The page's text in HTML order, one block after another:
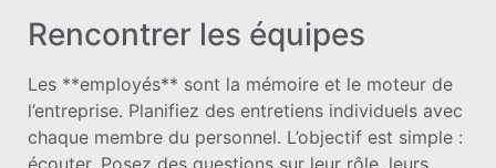
Rencontrer les équipes
Les **employés** sont la mémoire et le moteur de
l’entreprise. Planifiez des entretiens individuels avec
chaque membre du personnel. L’objectif est simple :
écouter. Posez des questions sur leur rôle, leurs